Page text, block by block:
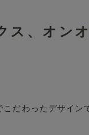
ス、オン
だわったデザイン